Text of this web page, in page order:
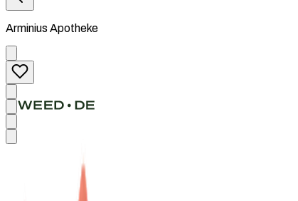
Arminius Apotheke